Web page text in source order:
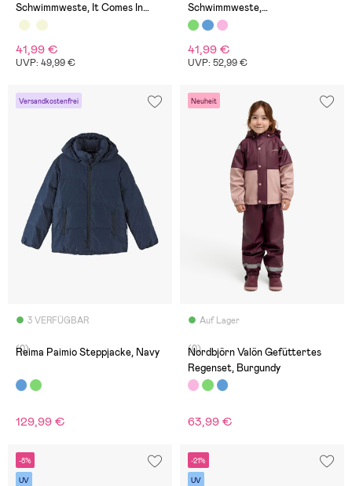
Schwimmweste, It Comes In
Waves/Peppermint
41,99 €
UVP: 49,99 €
Schwimmweste,
Peppermint/Sandy
41,99 €
UVP: 52,99 €
Versandkostenfrei
3 VERFÜGBAR
(0)
Reima Paimio Steppjacke, Navy
129,99 €
Neuheit
Auf Lager
(0)
Nordbjörn Valön Gefüttertes
Regenset, Burgundy
63,99 €
-8%
UV
-21%
UV